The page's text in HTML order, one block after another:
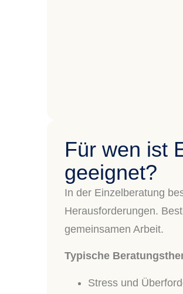
Für wen ist
geeignet?
In der Einzelberatung
Herausforderungen.
gemeinsamen Arbeit.
Typische
Stress und